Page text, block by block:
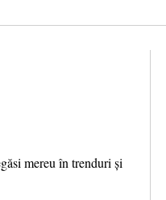
mereu în trenduri și